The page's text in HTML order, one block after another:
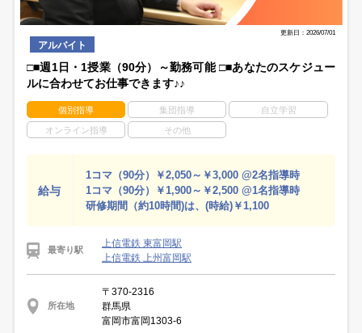
更新日：2026/07/01
アルバイト
□■週1日・1授業（90分）～勤務可能 □■あなたのスケジュー
ルに合わせてお仕事できます♪♪
個別指導 集団指導 自立学習
オンライン指導 その他
給与
1コマ（90分）￥2,050～￥3,000 @2名指導時
1コマ（90分）￥1,900～￥2,500 @1名指導時
研修期間（約10時間)は、(時給)￥1,100
最寄り駅
上信電鉄 東富岡駅
上信電鉄 上州富岡駅
所在地
〒370-2316
群馬県
富岡市富岡1303-6